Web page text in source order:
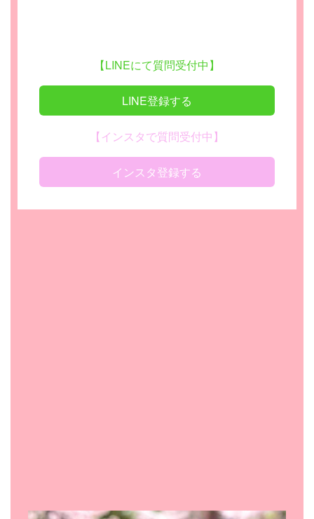
【LINEにて質問受付中】
LINE登録する
【インスタで質問受付中】
インスタ登録する